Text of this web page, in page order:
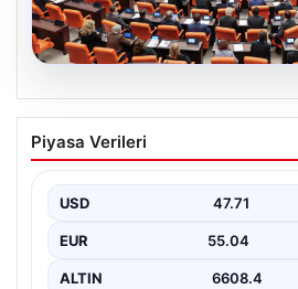
05.08.2026
Önce Tasfiye, Sonra
10 Maddede Yeni Süreç
Güvenlik alanındaki önemli
yasa…
Piyasa Verileri
USD 47.71
EUR 55.04
ALTIN 6608.4